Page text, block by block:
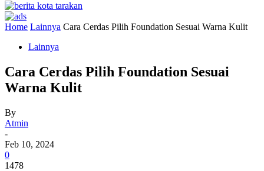
Home Lainnya Cara Cerdas Pilih Foundation Sesuai Warna Kulit
Lainnya
Cara Cerdas Pilih Foundation Sesuai
Warna Kulit
By
Atmin
-
Feb 10, 2024
0
1478